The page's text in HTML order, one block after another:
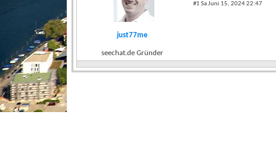
just77me
seechat.de Gründer
#1 Sa Juni 15, 2024 22:47